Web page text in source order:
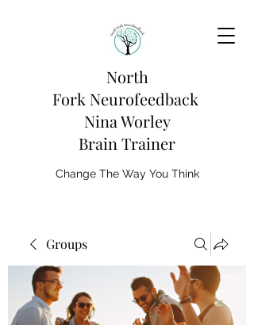
North
Fork Neurofeedback
Nina Worley
Brain Trainer
Change The Way You Think
Groups